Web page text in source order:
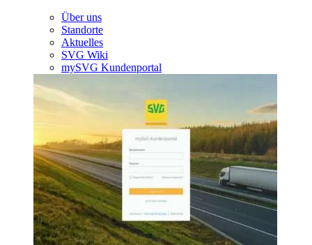
Über uns
Standorte
Aktuelles
SVG Wiki
mySVG Kundenportal